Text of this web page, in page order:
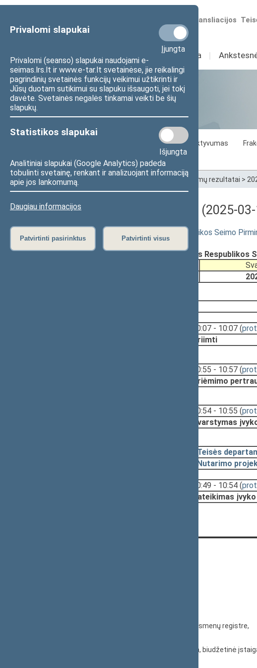
Privalomi slapukai
Įjungta
Privalomi (seanso) slapukai naudojami e-
seimas.lrs.lt ir www.e-tar.lt svetainėse, jie reikalingi
pagrindinių svetainės funkcijų veikimui užtikrinti ir
Jūsų duotam sutikimui su slapuku išsaugoti, jei tokį
davėte. Svetainės negalės tinkamai veikti be šių
slapukų.
Statistikos slapukai
Išjungta
Analitiniai slapukai (Google Analytics) padeda
tobulinti svetainę, renkant ir analizuojant informaciją
apie jos lankomumą.
Daugiau informacijos
Patvirtinti pasirinktus Patvirtinti visus
Numatomos transliacijos
Sudėtis Veikla I
Statistika
Seimo narių aktyvumas
Seimo narių balsavimų rezultatai
Pradžia Seimo narių balsavimų rezultatai >
Darbotvarkės klausimas (2025-
Seimo nutarimo „Dėl Lietuvos Respublikos Seimo
Pateikė:
Seimo Pirmininkas, Lietuvos Respublikos
10:07 - 10:07 (
Priimti
10:55 - 10:57 (
Priėmimo
10:54 - 10:55 (
Svarstymas
Teisės
Nutarimo
10:49 - 10:54 (
Pateikimas įvyko
Duomenys kaupiami ir saugomi Juridinių asmenų registre,
© Lietuvos Respublikos Seimo kanceliarija, biudžetinė